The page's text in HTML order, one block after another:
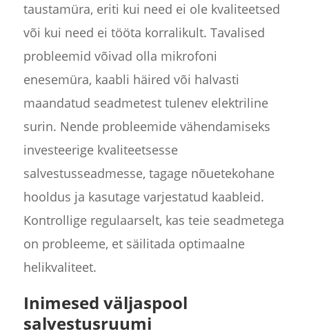
taustamüra, eriti kui need ei ole kvaliteetsed
või kui need ei tööta korralikult. Tavalised
probleemid võivad olla mikrofoni
enesemüra, kaabli häired või halvasti
maandatud seadmetest tulenev elektriline
surin. Nende probleemide vähendamiseks
investeerige kvaliteetsesse
salvestusseadmesse, tagage nõuetekohane
hooldus ja kasutage varjestatud kaableid.
Kontrollige regulaarselt, kas teie seadmetega
on probleeme, et säilitada optimaalne
helikvaliteet.
Inimesed väljaspool
salvestusruumi